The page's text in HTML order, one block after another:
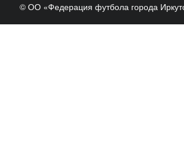
© ОО «Федерация футбола города